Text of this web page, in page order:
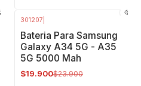
301207
Bateria Para Samsung
Galaxy A34 5G - A35
5G 5000 Mah
$19.900$23.900